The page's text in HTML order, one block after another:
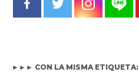
►►► CON LA MISMA ETIQUETA: